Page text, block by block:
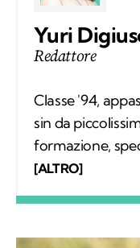
Yuri
Redattore
Classe '94,
sin da
formazione,
divulgazione.
animali di ogni
[ALTRO]